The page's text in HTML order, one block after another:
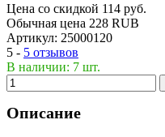
Цена со скидкой 114 руб.
Обычная цена 228 RUB
Артикул: 25000120
5 - 5 отзывов
В наличии: 7 шт.
Описание